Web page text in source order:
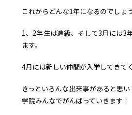
これからどんな1年になるのでしょ
1、2年生は進級、そして3月には3
ます。
4月には新しい仲間が入学してきて
きっといろんな出来事があると思
学院みんなでがんばっていきます！